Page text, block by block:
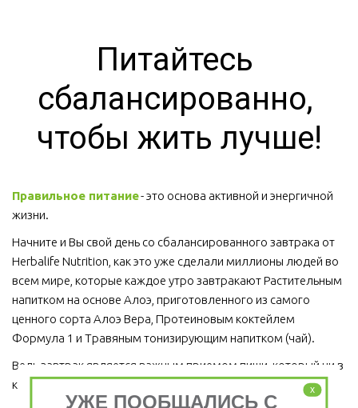
Питайтесь
сбалансированно,
чтобы жить лучше!
Правильное питание - это основа активной и энергичной
жизни.
Начните и Вы свой день со сбалансированного завтрака от
Herbalife Nutrition, как это уже сделали миллионы людей во
всем мире, которые каждое утро завтракают Растительным
напитком на основе Алоэ, приготовленного из самого
ценного сорта Алоэ Вера, Протеиновым коктейлем
Формула 1 и Травяным тонизирующим напитком (чай).
Ведь завтрак является важным приемом пищи, который ни в
коем случае пропускать нельзя!
x
УЖЕ ПООБЩАЛИСЬ С